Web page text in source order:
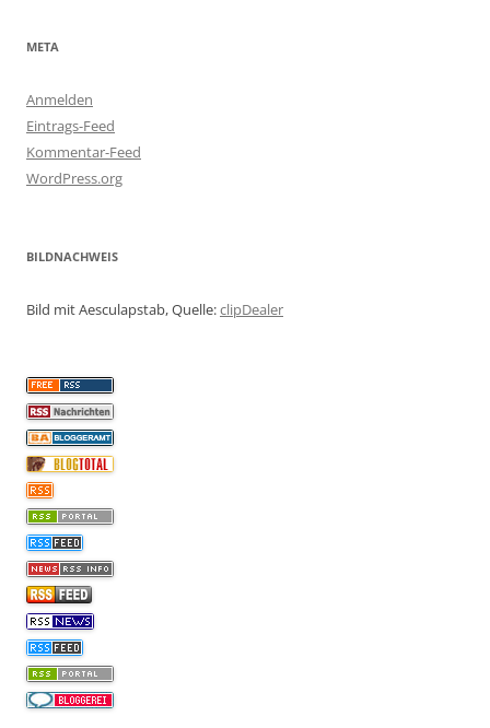
META
Anmelden
Eintrags-Feed
Kommentar-Feed
WordPress.org
BILDNACHWEIS
Bild mit Aesculapstab, Quelle:clipDealer